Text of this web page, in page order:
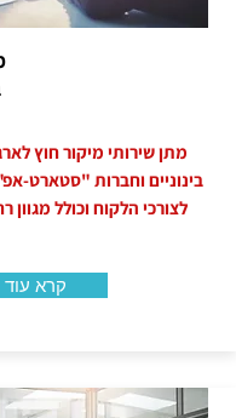
מתן שירותי מיקור חוץ
בינוניים וחברות "סטארט-
לצורכי הלקוח וכולל מגוון
קרא עוד